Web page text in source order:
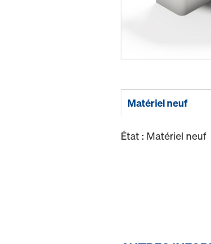
Matériel neuf
État : Matériel neuf